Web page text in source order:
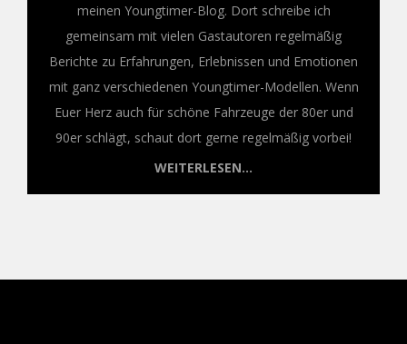
meinen Youngtimer-Blog. Dort schreibe ich
gemeinsam mit vielen Gastautoren regelmäßig
Berichte zu Erfahrungen, Erlebnissen und Emotionen
mit ganz verschiedenen Youngtimer-Modellen. Wenn
Euer Herz auch für schöne Fahrzeuge der 80er und
90er schlägt, schaut dort gerne regelmäßig vorbei!
WEITERLESEN...